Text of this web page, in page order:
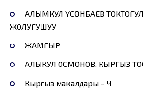
АЛЫМКУЛ ҮСӨНБАЕВ
ЖОЛУГУШУУ
ЖАМГЫР
АЛЫКУЛ ОСМОНОВ. КЫРГЫЗ
Кыргыз макалдары – Ч